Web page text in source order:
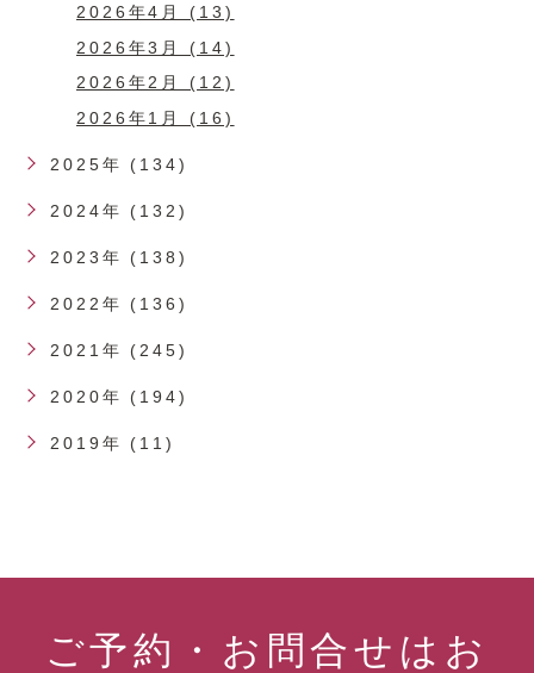
2026年4月 (13)
2026年3月 (14)
2026年2月 (12)
2026年1月 (16)
2025年 (134)
2024年 (132)
2023年 (138)
2022年 (136)
2021年 (245)
2020年 (194)
2019年 (11)
ご予約・お問合せはお